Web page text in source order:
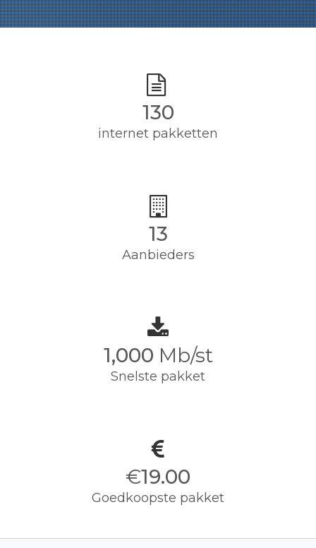
130
internet pakketten
13
Aanbieders
1,000 Mb/st
Snelste pakket
€19.00
Goedkoopste pakket